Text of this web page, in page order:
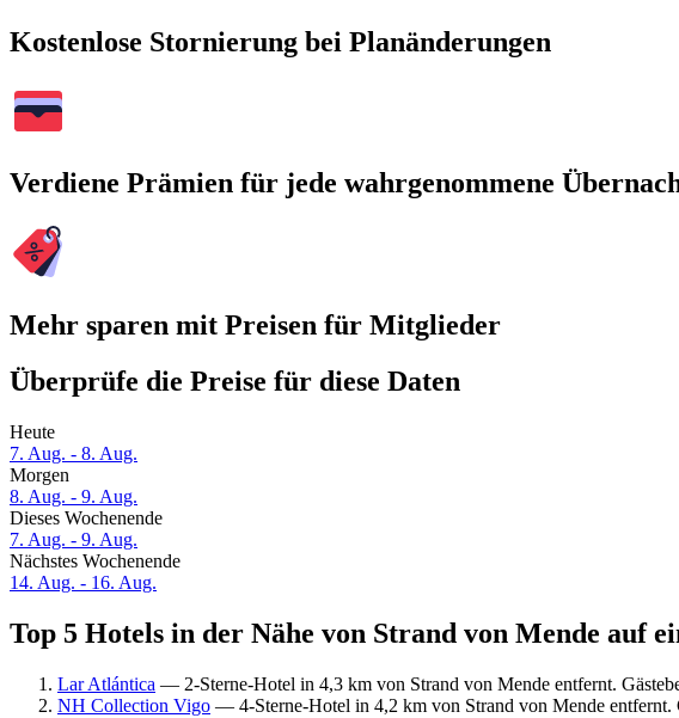
Kostenlose Stornierung bei Planänderungen
Verdiene Prämien für jede wahrgenommene
Mehr sparen mit Preisen für Mitglieder
Überprüfe die Preise für diese Daten
Heute
7. Aug. - 8. Aug.
Morgen
8. Aug. - 9. Aug.
Dieses Wochenende
7. Aug. - 9. Aug.
Nächstes Wochenende
14. Aug. - 16. Aug.
Top 5 Hotels in der Nähe von Strand von Mende auf
Lar Atlántica — 2-Sterne-Hotel in 4,3 km von Strand von Mende entfernt.
NH Collection Vigo — 4-Sterne-Hotel in 4,2 km von Strand von Mende